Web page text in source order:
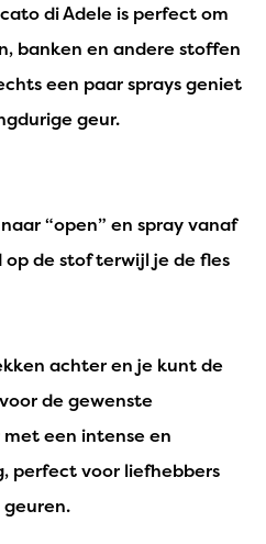
di Adele is perfect om
banken en andere stoffen
een paar sprays geniet
geur.
“open” en spray vanaf
de stof terwijl je de fles
achter en je kunt de
de gewenste
een intense en
perfect voor liefhebbers